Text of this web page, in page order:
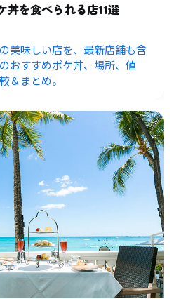
丼を食べられる店11選
美味しい店を、最新店舗も含
おすすめポケ丼、場所、値
＆まとめ。